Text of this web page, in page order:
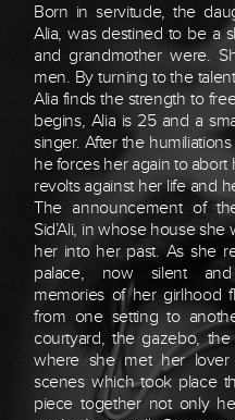
Born in servitude, the
Alia, was destined to be a
and grandmother were.
men. By turning to the
Alia finds the strength to
begins, Alia is 25 and a
singer. After the
he forces her again to
revolts against her life and
The announcement of
Sid’Ali, in whose house she
her into her past. As she
palace, now silent
memories of her girlhood
from one setting to
courtyard, the gazebo,
where she met her
scenes which took place
piece together not only